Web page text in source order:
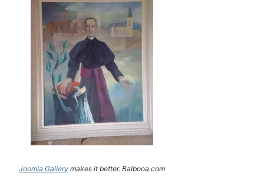
Joomla Gallery makes it better. Balbooa.com